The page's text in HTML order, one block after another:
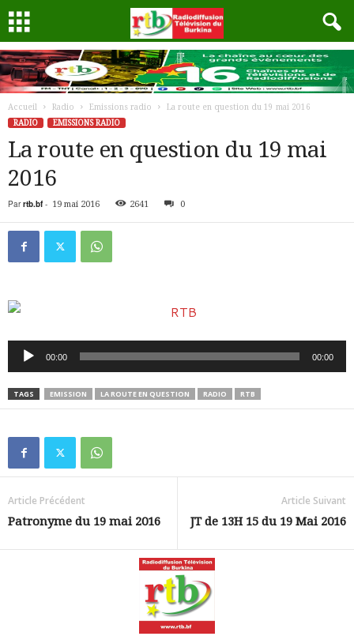
Accueil Radio Emissions radio
La route en question du 19 mai 2016
RADIO
EMISSIONS RADIO
La route en question du 19 mai
2016
Par rtb.bf- 19 mai 2016 2641 0
Lecteur
audio
00:00 00:00
TAGS EMISSION LA ROUTE EN QUESTION RADIO RTB
Article Précédent
Patronyme du 19 mai 2016
Article Suivant
JT de 13H 15 du 19 Mai 2016